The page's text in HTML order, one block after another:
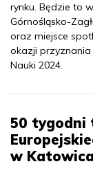
rynku. Będzie to
Górnośląsko-
oraz miejsce
okazji przyznania
Nauki 2024.
50 tygodni
w